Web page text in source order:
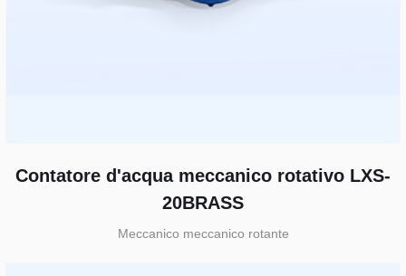
Contatore d'acqua meccanico rotativo LXS-
20BRASS
Meccanico meccanico rotante